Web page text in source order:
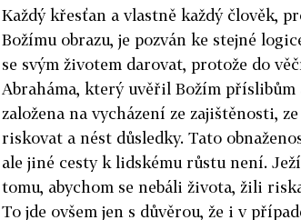
Každý křesťan a vlastně každý člověk,
Božímu obrazu, je pozván ke stejné
se svým životem darovat, protože do
Abraháma, který uvěřil Božím
založena na vycházení ze zajištěnosti,
riskovat a nést důsledky. Tato
ale jiné cesty k lidskému růstu není.
tomu, abychom se nebáli života, žili
To jde ovšem jen s důvěrou, že i v